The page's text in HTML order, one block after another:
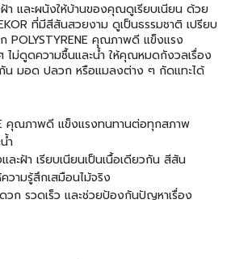
า และผนังให้บ้านของคุณดูเรียบเนียน ด้วย
ที่มีสีสันสวยงาม ดูเป็นธรรมชาติ เปรียบ
POLYSTYRENE คุณภาพดี แข็งแรง
ม่ดูดความชื้นและน้ำ ให้คุณหมดกังวลเรื่อง
น มอด ปลวก หรือแมลงต่าง ๆ กัดแทะได้
คุณภาพดี แข็งแรงทนทานต่อทุกสภาพ
ำ
ะฝ้า เรียบเนียนเป็นเนื้อเดียวกัน สีสัน
วามรู้สึกเสมือนไม้จริง
วก รวดเร็ว และช่วยป้องกันปัญหาเรื่อง